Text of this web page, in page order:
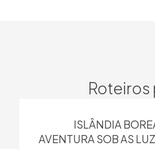
ISLÂNDIA
AVENTURA SOB AS